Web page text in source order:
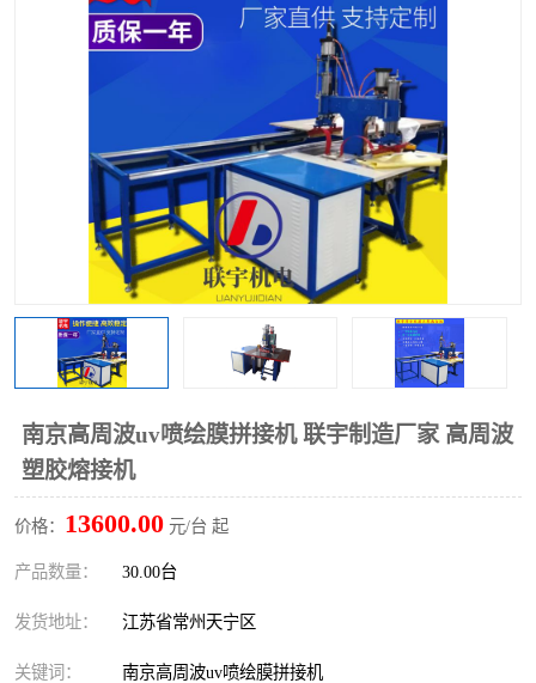
南京高周波uv喷绘膜拼接机 联宇制造厂家 高周波
塑胶熔接机
价格： 13600.00 元/台 起
产品数量： 30.00台
发货地址： 江苏省常州天宁区
关键词： 南京高周波uv喷绘膜拼接机
泡壳包装封口机 海绵产品成型机